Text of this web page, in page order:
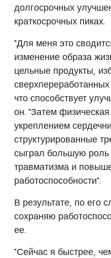
долгосрочных
краткосрочных пиках.
"Для меня это
изменение образа
цельные продукты,
что способствует
он. "Затем
укреплением
структурированные
сыграл большую роль
травматизма и
работоспособности".
В результате, по его
сохраняю
ее.
"Сейчас я быстрее,